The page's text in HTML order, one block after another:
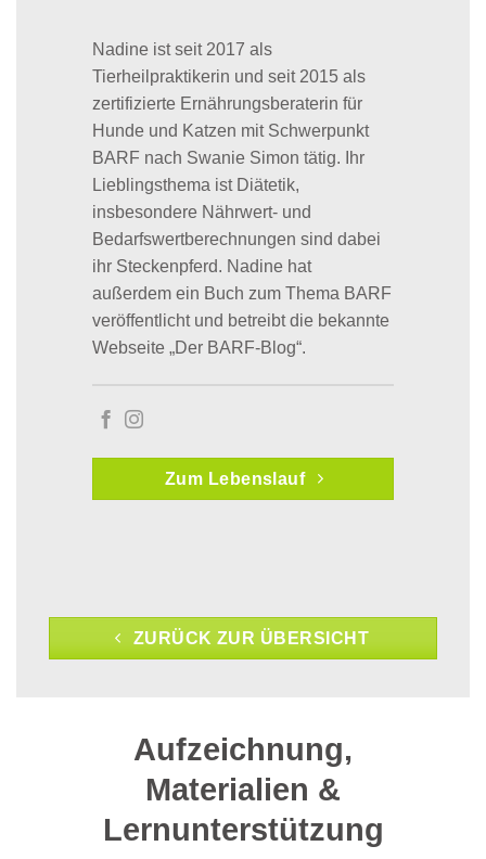
Nadine ist seit 2017 als
Tierheilpraktikerin und seit 2015 als
zertifizierte Ernährungsberaterin für
Hunde und Katzen mit Schwerpunkt
BARF nach Swanie Simon tätig. Ihr
Lieblingsthema ist Diätetik,
insbesondere Nährwert- und
Bedarfswertberechnungen sind dabei
ihr Steckenpferd. Nadine hat
außerdem ein Buch zum Thema BARF
veröffentlicht und betreibt die bekannte
Webseite „Der BARF-Blog“.
Zum Lebenslauf
ZURÜCK ZUR ÜBERSICHT
Aufzeichnung,
Materialien &
Lernunterstützung